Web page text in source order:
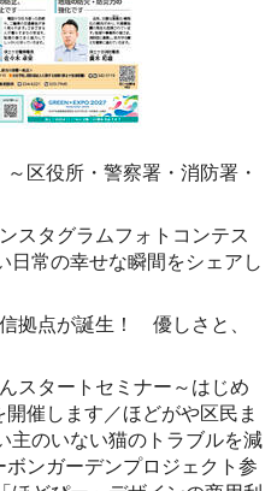
区役所・警察署・消防署・
スタグラムフォトコンテス
常の幸せな瞬間をシェアし
拠点が誕生！ 優しさと、
スタートセミナー～はじめ
催します／ほどがや区民ま
主のいない猫のトラブルを減
ンガーデンプロジェクト参